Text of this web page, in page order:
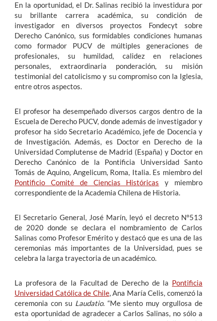
En la oportunidad, el Dr. Salinas recibió la investidura por
su brillante carrera académica, su condición de
investigador en diversos proyectos Fondecyt sobre
Derecho Canónico, sus formidables condiciones humanas
como formador PUCV de múltiples generaciones de
profesionales, su humildad, calidez en relaciones
personales, extraordinaria ponderación, su misión
testimonial del catolicismo y su compromiso con la Iglesia,
entre otros aspectos.
El profesor ha desempeñado diversos cargos dentro de la
Escuela de Derecho PUCV, donde además de investigador y
profesor ha sido Secretario Académico, jefe de Docencia y
de Investigación. Además, es Doctor en Derecho de la
Universidad Complutense de Madrid (España) y Doctor en
Derecho Canónico de la Pontificia Universidad Santo
Tomás de Aquino, Angelicum, Roma, Italia. Es miembro del
Pontificio Comité de Ciencias Históricas y miembro
correspondiente de la Academia Chilena de Historia.
El Secretario General, José Marín, leyó el decreto N°513
de 2020 donde se declara el nombramiento de Carlos
Salinas como Profesor Emérito y destacó que es una de las
ceremonias más importantes de la Universidad, pues se
celebra la larga trayectoria de un académico.
La profesora de la Facultad de Derecho de la Pontificia
Universidad Católica de Chile, Ana María Celis, comenzó la
ceremonia con su Laudatio. “Me siento muy orgullosa de
esta oportunidad de agradecer a Carlos Salinas, no sólo a